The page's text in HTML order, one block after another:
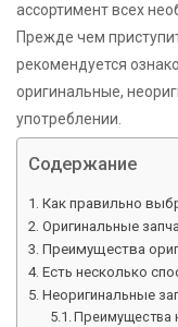
ассортимент всех
Прежде чем
рекомендуется
оригинальные,
употреблении.
Содержание
Как правильно
Оригинальные
Преимущества
Есть несколько
Неоригинальные
Преимущества